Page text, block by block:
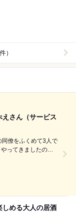
）
さん（サービス
しめる大人の居酒